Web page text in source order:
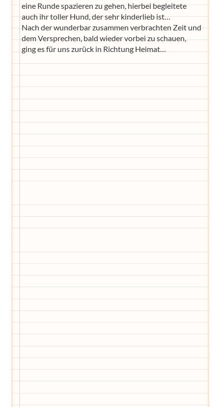
eine Runde spazieren zu gehen, hierbei begleitete
auch ihr toller Hund, der sehr kinderlieb ist…
Nach der wunderbar zusammen verbrachten Zeit und
dem Versprechen, bald wieder vorbei zu schauen,
ging es für uns zurück in Richtung Heimat…